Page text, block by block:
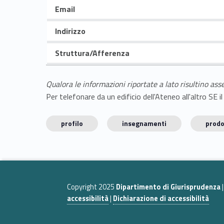
Email
Indirizzo
Struttura/Afferenza
Qualora le informazioni riportate a lato risultino
Per telefonare da un edificio dell'Ateneo all'altro
profilo insegnamenti
Copyright 2025 Dipartimento di Giurisprudenza|
accessibilità| Dichiarazione di accessibilità